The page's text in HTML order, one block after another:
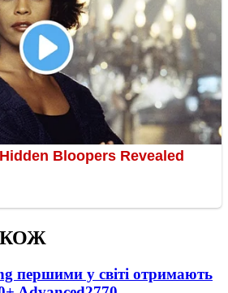
першими у світі отримають